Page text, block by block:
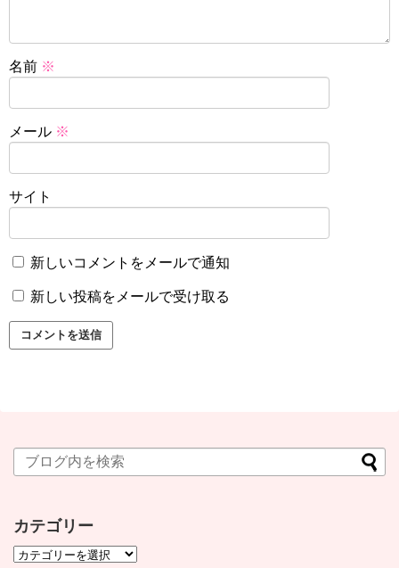
名前 ※
メール ※
サイト
新しいコメントをメールで通知
新しい投稿をメールで受け取る
カテゴリー